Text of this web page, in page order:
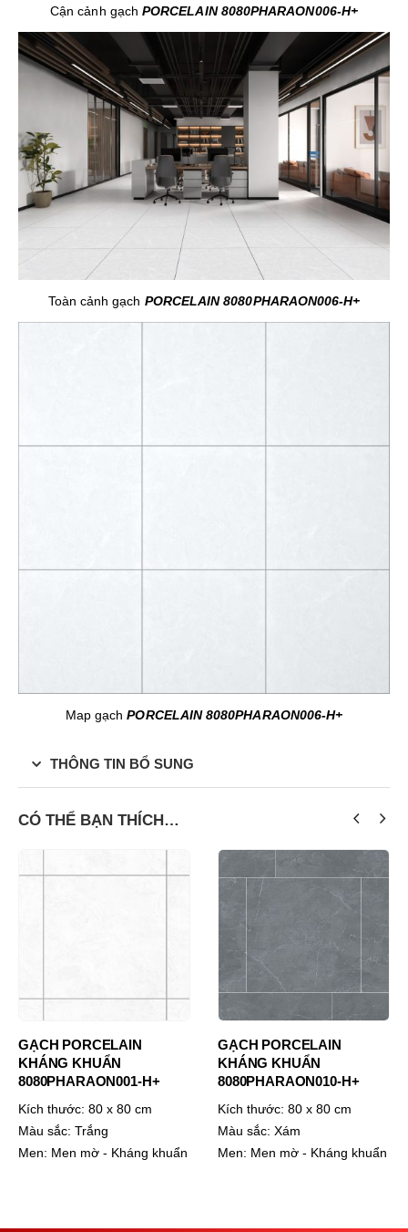
Cận cảnh gạchPORCELAIN 8080PHARAON006-H+
Toàn cảnh gạch PORCELAIN 8080PHARAON006-H+
Map gạchPORCELAIN 8080PHARAON006-H+
THÔNG TIN BỔ SUNG
CÓ THỂ BẠN THÍCH…
GẠCH PORCELAIN
KHÁNG KHUẨN
8080PHARAON001-H+
Kích thước: 80 x 80 cm
Màu sắc: Trắng
Men: Men mờ - Kháng khuẩn
GẠCH PORCELAIN
KHÁNG KHUẨN
8080PHARAON010-H+
Kích thước: 80 x 80 cm
Màu sắc: Xám
Men: Men mờ - Kháng khuẩn